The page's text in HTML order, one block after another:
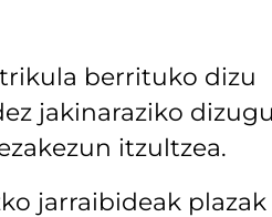
berrituko dizu
jakinaraziko dizugu
itzultzea.
jarraibideak plazak